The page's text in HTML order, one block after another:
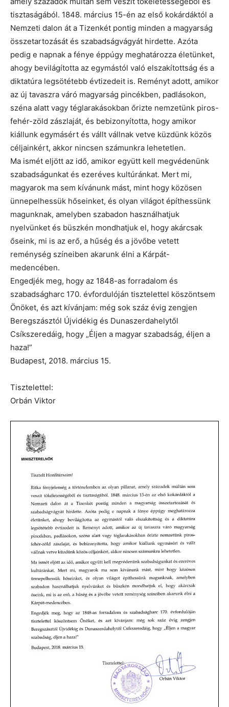
tisztaságából. 1848. március 15-én az első kokárdáktól a
Nemzeti dalon át a Tizenkét pontig minden a magyarság
összetartozását és szabadságvágyát hirdette. Azóta
pedig e napnak a fénye éppúgy meghatározza életünket,
ahogy bevilágította az egymástól való elszakítottság és a
diktatúra legsötétebb évtizedeit is. Reményt adott, amikor
az új tavaszra váró magyarság pincékben, padlásokon,
széna alatt vagy téglarakásokban őrizte nemzetünk piros-
fehér-zöld zászlaját, és bebizonyította, hogy amikor
kiállunk egymásért és vállt vállnak vetve küzdünk közös
céljainkért, akkor nincsen számunkra lehetetlen.
Ma ismét eljött az idő, amikor együtt kell megvédenünk
szabadságunkat és ezeréves kultúránkat. Mert mi,
magyarok ma sem kívánunk mást, mint hogy közösen
ünnepelhessük hőseinket, és olyan világot építhessünk
magunknak, amelyben szabadon használhatjuk
nyelvünket és büszkén mondhatjuk el, hogy akárcsak
őseink, mi is az erő, a hűség és a jövőbe vetett
reménység színeiben akarunk élni a Kárpát-
medencében.
Engedjék meg, hogy az 1848-as forradalom és
szabadságharc 170. évfordulóján tisztelettel köszöntsem
Önöket, és azt kívánjam: még sok száz évig zengjen
Beregszásztól Újvidékig és Dunaszerdahelytől
Csíkszeredáig, hogy „Éljen a magyar szabadság, éljen a
haza!”
Budapest, 2018. március 15.
Tisztelettel:
Orbán Viktor